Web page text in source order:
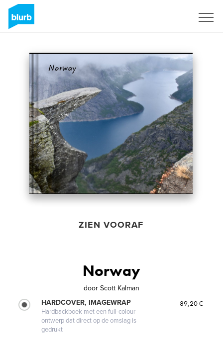
ZIEN VOORAF
Norway
door Scott Kalman
HARDCOVER, IMAGEWRAP
Hardbackboek met een full-colour
ontwerp dat direct op de omslag is
gedrukt
89,20 €